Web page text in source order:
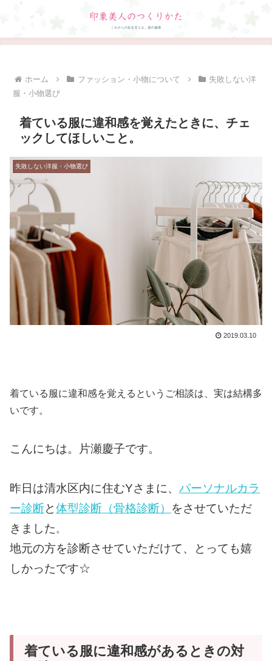
ホーム ファッション・小物について
失敗しない洋
服・小物選び
着ている服に違和感を覚えたときに、チェ
ックしてほしいこと。
失敗しない洋服・小物選び
2019.03.10
着ている服に違和感を覚えるというご相談は、実は結構多
いです。
こんにちは。 片瀬慶子です。
昨日は清水区内に住むYさまに、 パーソナルカラ
ー診断と体型診断（骨格診断） をさせていただ
きました 。
地元の方を診断させていただけて、とっても嬉
しかったです☆
着ている服に違和感があるときの対